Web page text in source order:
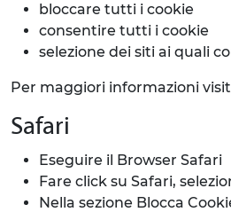
bloccare tutti i cookie
consentire tutti i cookie
selezione dei siti ai quali
Per maggiori informazioni
Safari
Eseguire il Browser Safari
Fare click su Safari,
Nella sezione Blocca